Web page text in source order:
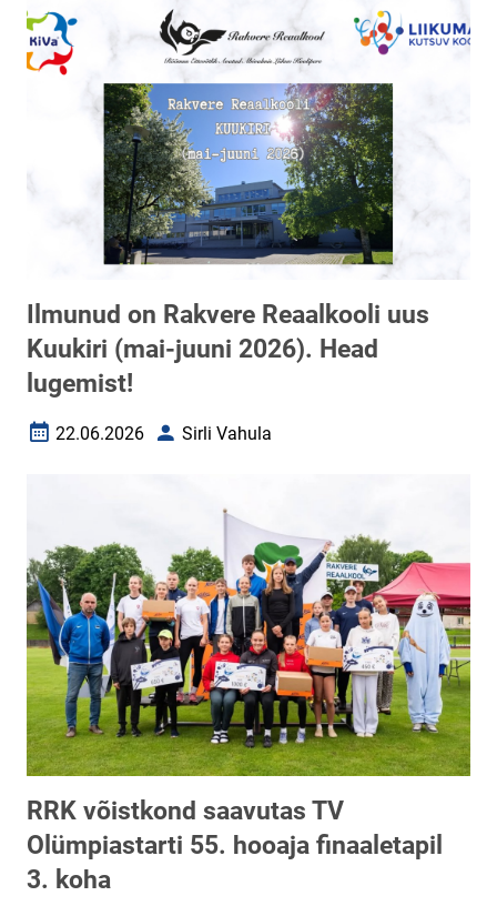
Ilmunud on Rakvere Reaalkooli uus
Kuukiri (mai-juuni 2026). Head
lugemist!
Loomise kuupäev
22.06.2026 AutorSirli Vahula
RRK võistkond saavutas TV
Olümpiastarti 55. hooaja finaaletapil
3. koha